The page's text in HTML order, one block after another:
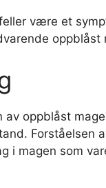
være et
oppblåst
av oppblåst
Forståelsen
i magen som